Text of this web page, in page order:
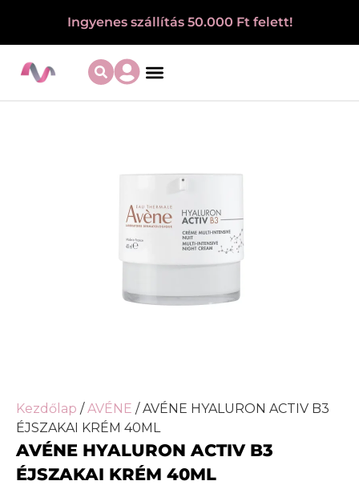
Ingyenes szállítás 50.000 Ft felett!
Kezdőlap /AVÉNE / AVÉNE HYALURON ACTIV B3
ÉJSZAKAI KRÉM 40ML
AVÉNE HYALURON ACTIV B3
ÉJSZAKAI KRÉM 40ML